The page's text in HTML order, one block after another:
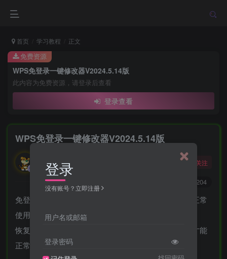
首页 学习教程 正文
WPS免登录一键修改器V2024.5.14版
此内容为免费资源，请登录后查看
登录查看
免费资源
WPS免登录一键修改器V2024.5.14版
酒醒只在花前坐，酒醉还来花下眠。
关注
1204
免登录一键修改：修改后，WPS无需登录账号，都能正常
使用WPS
恢复登录：修改后，WPS恢复正常，需要登录账号，才能
正常使用WPS
登录
没有账号？立即注册
用户名或邮箱
登录密码